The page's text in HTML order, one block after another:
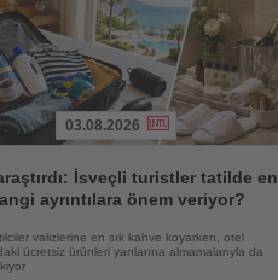
03.08.2026
İsveçli turistler tatilde en
ayrıntılara önem veriyor?
valizlerine en sık kahve koyarken, otel
ücretsiz ürünleri yanlarına almamalarıyla da